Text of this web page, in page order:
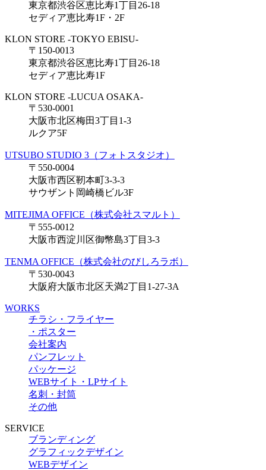
東京都渋谷区恵比寿1丁目26-18
セディア恵比寿1F・2F
KLON STORE -TOKYO EBISU-
〒150-0013
東京都渋谷区恵比寿1丁目26-18
セディア恵比寿1F
KLON STORE -LUCUA OSAKA-
〒530-0001
大阪市北区梅田3丁目1-3
ルクア5F
UTSUBO STUDIO 3（フォトスタジオ）
〒550-0004
大阪市西区靭本町3-3-3
サウザント岡崎橋ビル3F
MITEJIMA OFFICE（株式会社スマルト）
〒555-0012
大阪市西淀川区御幣島3丁目3-3
TENMA OFFICE（株式会社のびしろラボ）
〒530-0043
大阪府大阪市北区天満2丁目1-27-3A
WORKS
チラシ・フライヤー
・ポスター
会社案内
パンフレット
パッケージ
WEBサイト・LPサイト
名刺・封筒
その他
SERVICE
ブランディング
グラフィックデザイン
WEBデザイン